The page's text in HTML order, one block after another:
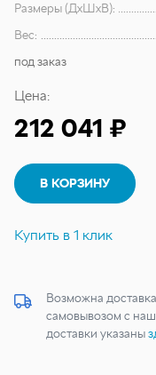
Размеры (ДхШхВ):
Вес:
под заказ
Цена:
212 041 ₽
В КОРЗИНУ
Купить в 1 клик
Возможна
самовывозом с
доставки указаны